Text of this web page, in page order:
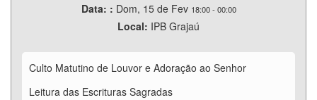
Data: : Dom, 15 de Fev 18:00-00:00
Local: IPB Grajaú
Culto Matutino de Louvor e Adoração ao Senhor
Leitura das Escrituras Sagradas